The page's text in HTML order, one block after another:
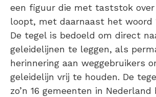
een figuur die met taststok over
loopt, met daarnaast het woord
De tegel is bedoeld om direct
geleidelijnen te leggen, als
herinnering aan weggebruikers
geleidelijn vrij te houden. De
zo’n 16 gemeenten in